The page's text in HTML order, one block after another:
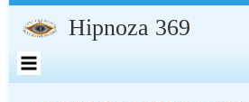
Przejdź
Hipnoza 369